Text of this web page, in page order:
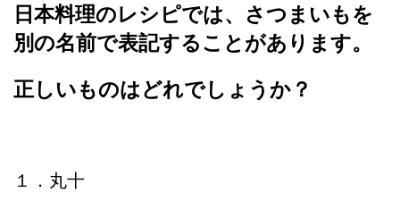
日本料理のレシピでは、さつまいもを
別の名前で表記することがあります。
正しいものはどれでしょうか？
１．丸十